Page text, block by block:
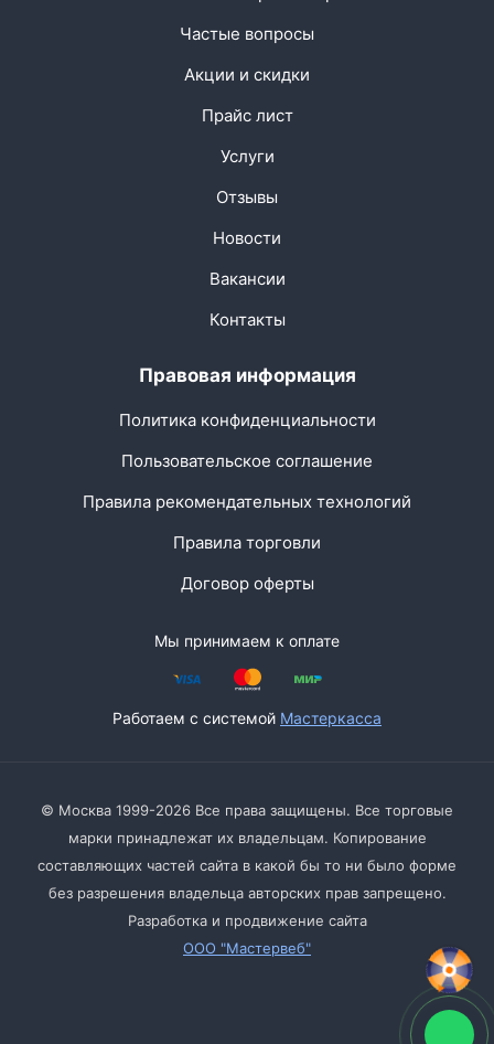
Частые вопросы
Акции и скидки
Прайс лист
Услуги
Отзывы
Новости
Вакансии
Контакты
Правовая информация
Политика конфиденциальности
Пользовательское соглашение
Правила рекомендательных технологий
Правила торговли
Договор оферты
Мы принимаем к оплате
Работаем с системой Мастеркасса
© Москва 1999-2026 Все права защищены. Все торговые
марки принадлежат их владельцам. Копирование
составляющих частей сайта в какой бы то ни было форме
без разрешения владельца авторских прав запрещено.
Разработка и продвижение сайта
ООО "Мастервеб"